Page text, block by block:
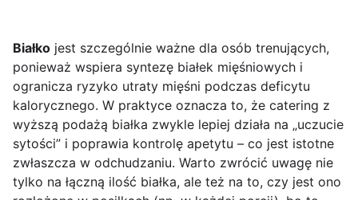
Białko jest szczególnie ważne dla osób trenujących,
ponieważ wspiera syntezę białek mięśniowych i
ogranicza ryzyko utraty mięśni podczas deficytu
kalorycznego. W praktyce oznacza to, że catering z
wyższą podażą białka zwykle lepiej działa na „uczucie
sytości” i poprawia kontrolę apetytu – co jest istotne
zwłaszcza w odchudzaniu. Warto zwrócić uwagę nie
tylko na łączną ilość białka, ale też na to, czy jest ono